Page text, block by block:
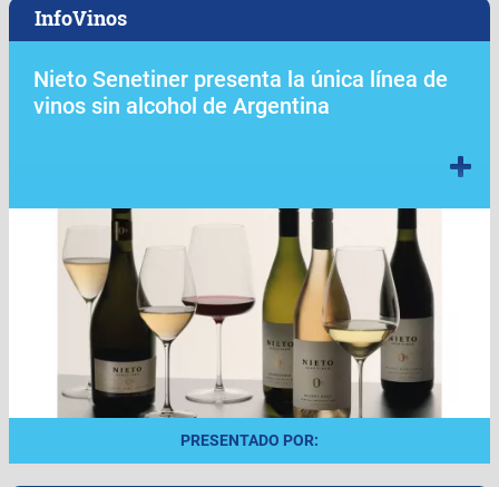
InfoVinos
Nieto Senetiner presenta la única línea de
vinos sin alcohol de Argentina
PRESENTADO POR: